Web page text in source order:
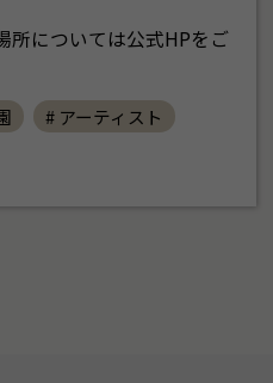
所については公式HPをご
# アーティスト